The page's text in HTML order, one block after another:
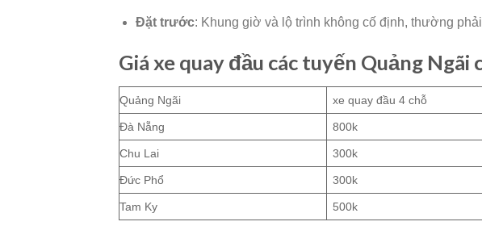
Đặt trước: Khung giờ và lộ trình không cố định, thường
Giá xe quay đầu các tuyến Quảng Ngãi
Quảng Ngãi xe quay đầu 4 chỗ
Đà Nẵng 800k
Chu Lai 300k
Đức Phổ 300k
Tam Ky 500k